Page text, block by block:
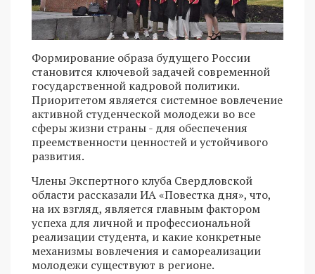
Формирование образа будущего России
становится ключевой задачей современной
государственной кадровой политики.
Приоритетом является системное вовлечение
активной студенческой молодежи во все
сферы жизни страны - для обеспечения
преемственности ценностей и устойчивого
развития.
Члены Экспертного клуба Свердловской
области рассказали ИА «Повестка дня», что,
на их взгляд, является главным фактором
успеха для личной и профессиональной
реализации студента, и какие конкретные
механизмы вовлечения и самореализации
молодежи существуют в регионе.